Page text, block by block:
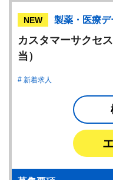
NEW 製薬・医療
カスタマーサクセ
当）
新着求人